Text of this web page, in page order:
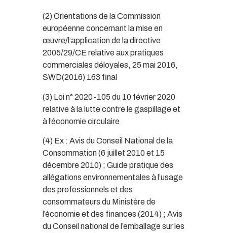
(2) Orientations de la Commission
européenne concernant la mise en
œuvre/l’application de la directive
2005/29/CE relative aux pratiques
commerciales déloyales, 25 mai 2016,
SWD(2016) 163 final
(3) Loi n° 2020-105 du 10 février 2020
relative à la lutte contre le gaspillage et
à l’économie circulaire
(4) Ex : Avis du Conseil National de la
Consommation (6 juillet 2010 et 15
décembre 2010) ; Guide pratique des
allégations environnementales à l’usage
des professionnels et des
consommateurs du Ministère de
l’économie et des finances (2014) ; Avis
du Conseil national de l’emballage sur les